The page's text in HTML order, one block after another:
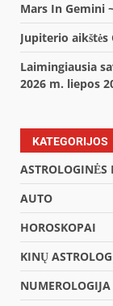
Mars In Gemini
Jupiterio
Laimingiausia
2026 m. liepos
KATEGORIJOS
ASTROLOGINĖS
AUTO
HOROSKOPAI
KINŲ
NUMEROLOGIJA